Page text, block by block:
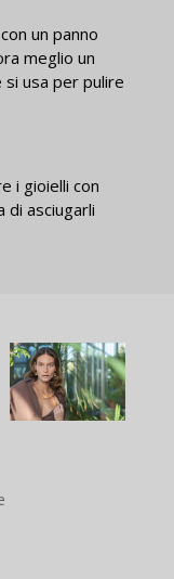
un panno
meglio un
si usa per pulire
i gioielli con
di asciugarli